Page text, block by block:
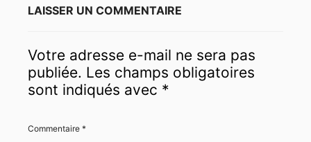
LAISSER UN COMMENTAIRE
Votre adresse e-mail ne sera pas
publiée. Les champs obligatoires
sont indiqués avec *
Commentaire *